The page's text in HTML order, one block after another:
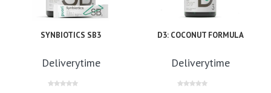
SYNBIOTICS SB3
Deliverytime
D3: COCONUT FORMULA
Deliverytime